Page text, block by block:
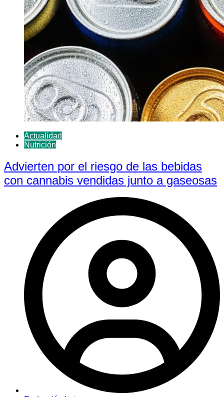
Actualidad
Nutrición
Advierten por el riesgo de las bebidas
con cannabis vendidas junto a gaseosas